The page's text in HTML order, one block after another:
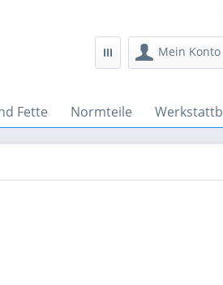
Mein Konto
Fette Normteile